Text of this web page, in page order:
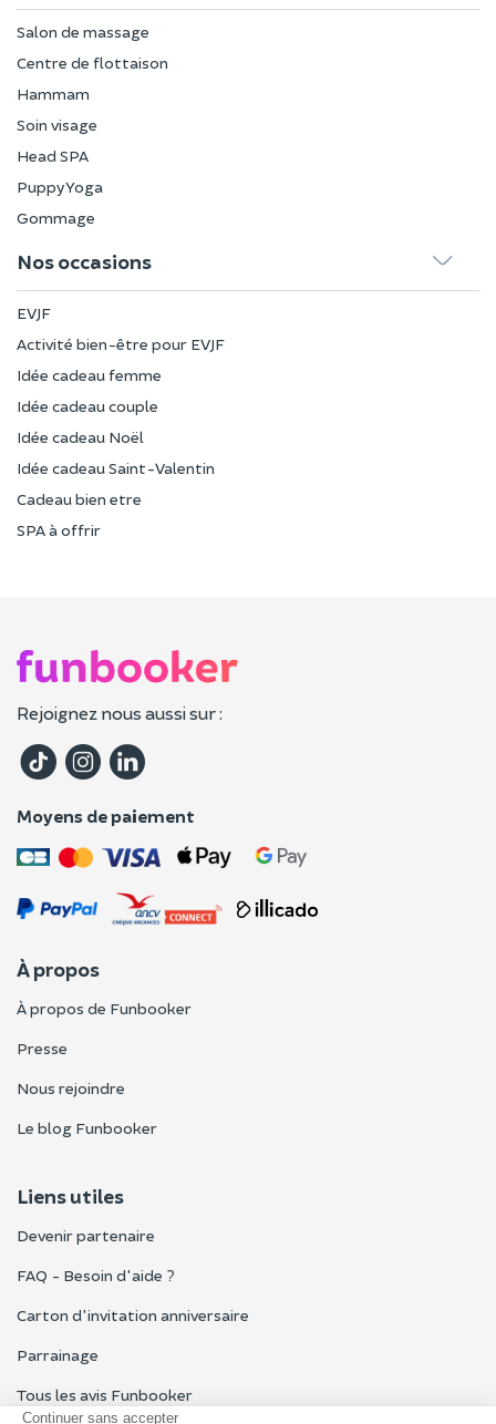
Salon de massage
Centre de flottaison
Hammam
Soin visage
Head SPA
Puppy Yoga
Gommage
Nos occasions
EVJF
Activité bien-être pour EVJF
Idée cadeau femme
Idée cadeau couple
Idée cadeau Noël
Idée cadeau Saint-Valentin
Cadeau bien etre
SPA à offrir
Rejoignez nous aussi sur :
Moyens de paiement
À propos
À propos de Funbooker
Presse
Nous rejoindre
Le blog Funbooker
Liens utiles
Devenir partenaire
FAQ - Besoin d'aide ?
Carton d'invitation anniversaire
Parrainage
Tous les avis Funbooker